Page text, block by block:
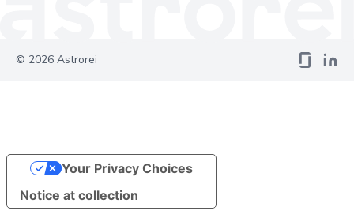
© 2026 Astrorei
Notice at collection
Your Privacy Choices